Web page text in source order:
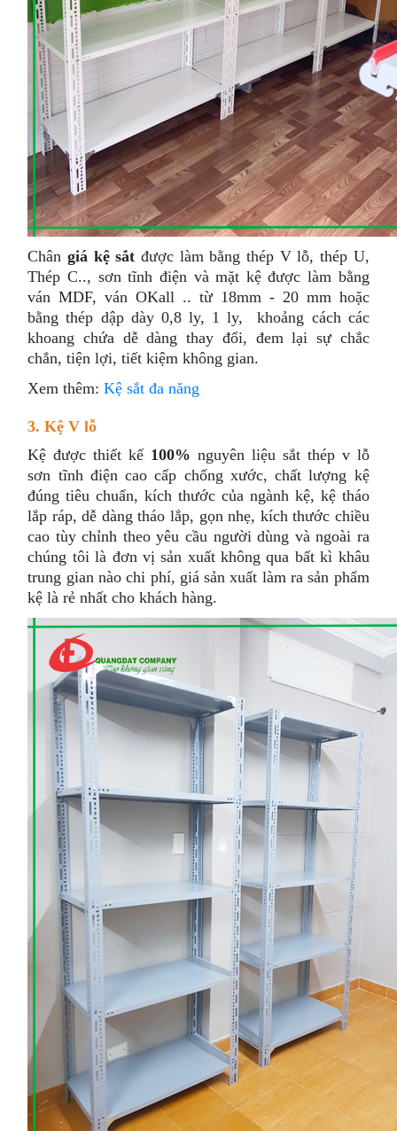
Chângiá kệ sắtđược làm bằng thép V lỗ, thép U,
Thép C.., sơn tĩnh điện và mặt kệ được làm bằng
ván MDF, ván OKall .. từ 18mm - 20 mm hoặc
bằng thép dập dày 0,8 ly, 1 ly, khoảng cách các
khoang chứa dễ dàng thay đổi, đem lại sự chắc
chắn, tiện lợi, tiết kiệm không gian.
Xem thêm:Kệ sắt đa năng
3. Kệ V lỗ
Kệ được thiết kế 100% nguyên liệu sắt thép v lỗ
sơn tĩnh điện cao cấp chống xước, chất lượng kệ
đúng tiêu chuẩn, kích thước của ngành kệ, kệ tháo
lắp ráp, dễ dàng tháo lắp, gọn nhẹ, kích thước chiều
cao tùy chỉnh theo yêu cầu người dùng và ngoài ra
chúng tôi là đơn vị sản xuất không qua bất kì khâu
trung gian nào chi phí, giá sản xuất làm ra sản phẩm
kệ là rẻ nhất cho khách hàng.